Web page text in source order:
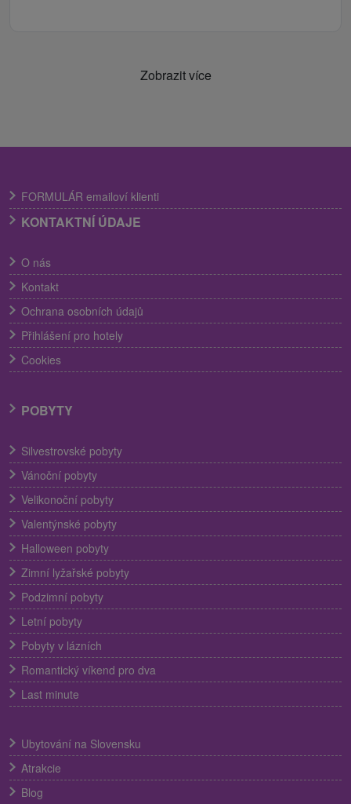
Zobrazit více
FORMULÁR emailoví klienti
KONTAKTNÍ ÚDAJE
O nás
Kontakt
Ochrana osobních údajů
Přihlášení pro hotely
Cookies
POBYTY
Silvestrovské pobyty
Vánoční pobyty
Velikonoční pobyty
Valentýnské pobyty
Halloween pobyty
Zimní lyžařské pobyty
Podzimní pobyty
Letní pobyty
Pobyty v lázních
Romantický víkend pro dva
Last minute
Ubytování na Slovensku
Atrakcie
Blog